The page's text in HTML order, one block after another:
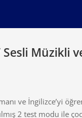
Müzikli
ve İngilizce’yi
2 test modu ile